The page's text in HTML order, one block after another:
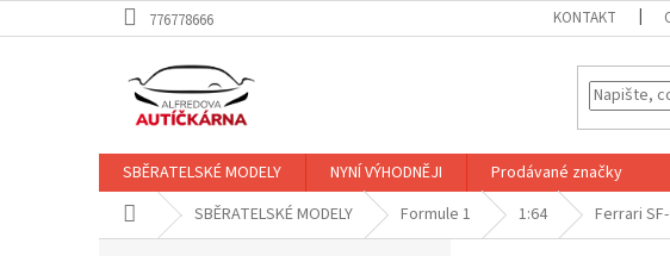
na
776778666 KONTAKT
SBĚRATELSKÉ MODELY NYNÍ VÝHODNĚJI
Prodávané značky
Domů SBĚRATELSKÉ MODELY Formule 1 1:64 Ferrari